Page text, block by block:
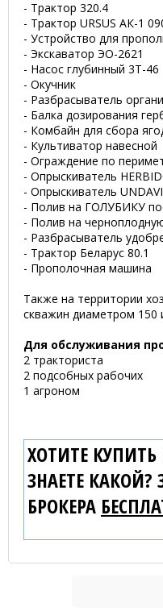
- Трактор 320.4
- Трактор URSUS АК-1
- Устройство для
- Экскаватор ЭО-2621
- Насос глубинный 3Т-46
- Окучник
- Разбрасыватель
- Балка дозирования
- Комбайн для сбора
- Культиватор навесной
- Ограждение по
- Опрыскиватель
- Опрыскиватель
- Полив на ГОЛУБИКУ
- Полив на
- Разбрасыватель
- Трактор Беларус 80.1
- Прополочная машина
Также на территории
скважин диаметром 150
Для обслуживания
2 тракториста
2 подсобных рабочих
1 агроном
ХОТИТЕ КУПИТЬ
ЗНАЕТЕ КАКОЙ?
БРОКЕРА